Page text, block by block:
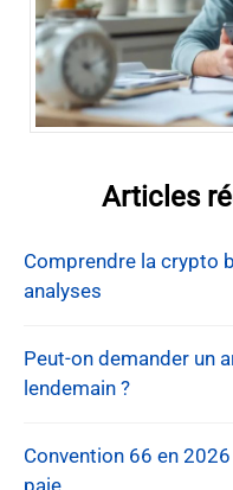
Articles
Comprendre la crypto
analyses
Peut-on demander un
lendemain ?
Convention 66 en